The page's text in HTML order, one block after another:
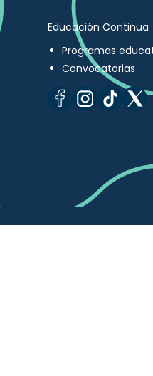
Educación Continua
Programas
Convocatorias